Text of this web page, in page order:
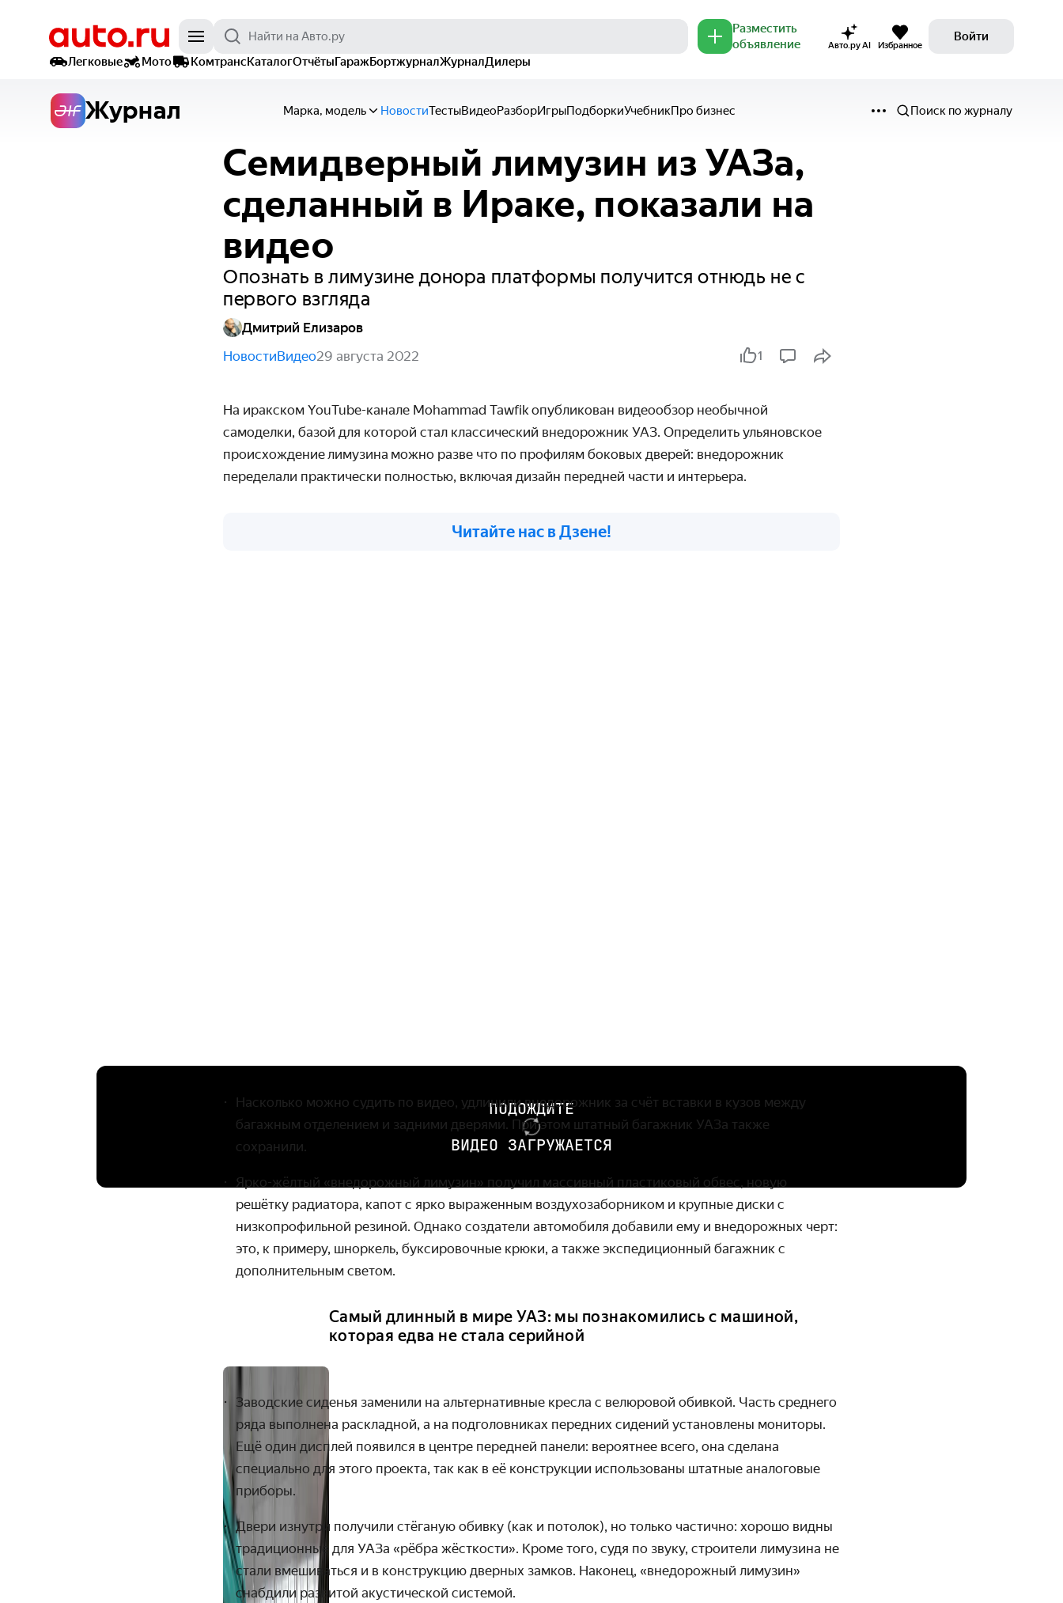
Разместить
объявление
Авто.ру AI Избранное
Войти
Легковые
Мото КомтрансКаталогОтчётыГаражБортжурналЖурналДилеры
Журнал Марка, модель НовостиТестыВидеоРазборИгрыПодборкиУчебникПро бизнес Поиск по журналу
Семидверный лимузин из УАЗа,
сделанный в Ираке, показали на
видео
Опознать в лимузине донора платформы получится отнюдь не с
первого взгляда
Дмитрий Елизаров
НовостиВидео29 августа 2022 1
На иракском YouTube-канале Mohammad Tawfik опубликован видеообзор необычной
самоделки, базой для которой стал классический внедорожник УАЗ. Определить ульяновское
происхождениелимузина можно разве что по профилям боковых дверей: внедорожник
переделали практически полностью, включая дизайн передней части и интерьера.
Читайте нас в Дзене!
ПОДОЖДИТЕ
ВИДЕО ЗАГРУЖАЕТСЯ
Насколько можно судить по видео, удлинили внедорожник за счёт вставки в кузов между
багажным отделением и задними дверями. При этом штатный багажник УАЗа также
сохранили.
Ярко-жёлтый «внедорожный лимузин» получил массивный пластиковый обвес, новую
решётку радиатора, капот с ярко выраженным воздухозаборником и крупные диски с
низкопрофильной резиной. Однако создатели автомобиля добавили ему и внедорожных черт:
это, к примеру, шноркель, буксировочные крюки, а также экспедиционный багажник с
дополнительным светом.
Самый длинный в мире УАЗ: мы познакомились с машиной,
которая едва не стала серийной
Заводские сиденья заменили на альтернативные кресла с велюровой обивкой. Часть среднего
ряда выполнена раскладной, а на подголовниках передних сидений установлены мониторы.
Ещё один дисплей появился в центре передней панели: вероятнее всего, она сделана
специально для этого проекта, так как в её конструкции использованы штатные аналоговые
приборы.
Двери изнутри получили стёганую обивку (как и потолок), но только частично: хорошо видны
традиционные для УАЗа «рёбра жёсткости». Кроме того, судя по звуку, строители лимузина не
стали вмешиваться и в конструкцию дверных замков. Наконец, «внедорожный лимузин»
снабдили развитой акустической системой.